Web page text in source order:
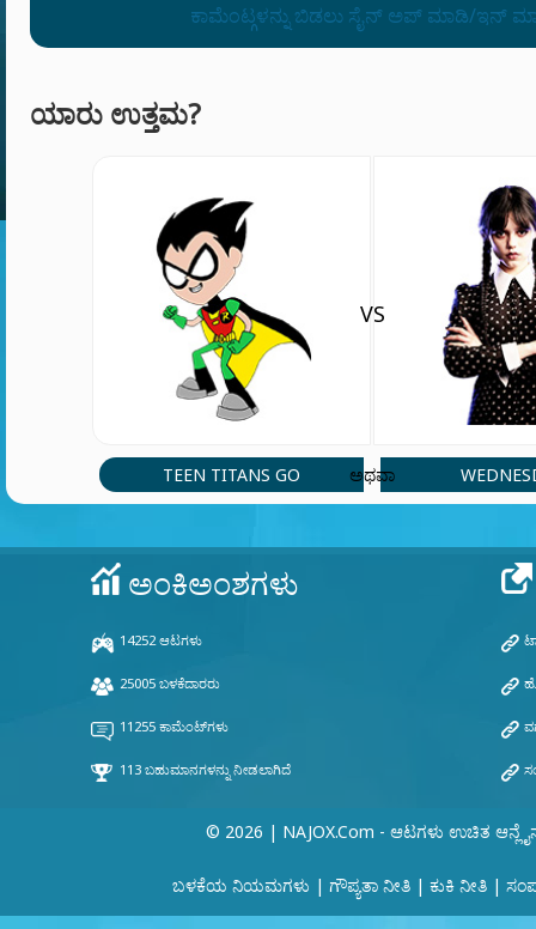
ಕಾಮೆಂಟ್ಗಳನ್ನು ಬಿಡಲು ಸೈನ್ ಅಪ್ ಮಾಡಿ/ಇನ್
ಯಾರು ಉತ್ತಮ?
TEEN TITANS GO
VS
ಅಥವಾ
© 2026 | NAJOX.com - ಆಟಗಳು ಉಚಿತ
ಬಳಕೆಯ ನಿಯಮಗಳು | ಗೌಪ್ಯತಾ ನೀತಿ| ಕುಕಿ ನೀತಿ|